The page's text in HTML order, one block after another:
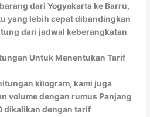
dari Yogyakarta ke Barru,
yang lebih cepat dibandingkan
dari jadwal keberangkatan
Untuk Menentukan Tarif
kilogram, kami juga
volume dengan rumus Panjang
dikalikan dengan tarif